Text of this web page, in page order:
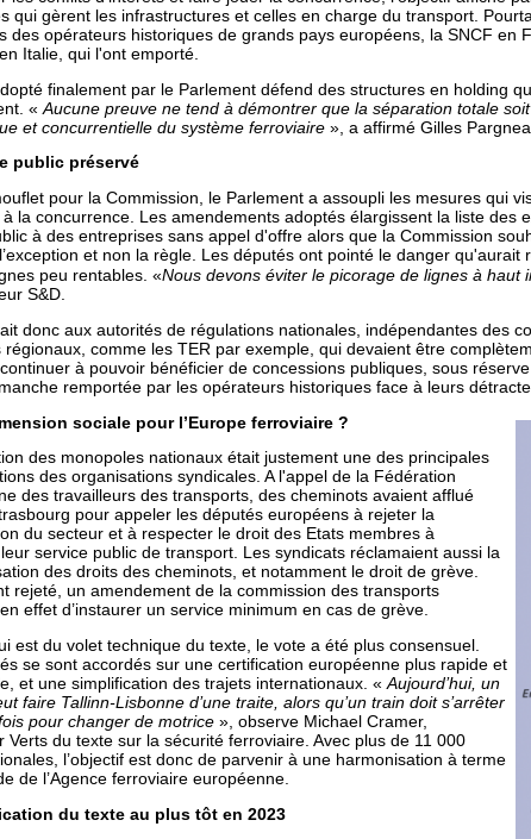
qui gèrent les infrastructures et celles en charge du transport.
des opérateurs historiques de grands pays européens, la SNCF en
Italie, qui l'ont emporté.
finalement par le Parlement défend des structures en holding
« Aucune preuve ne tend à démontrer que la séparation totale
et concurrentielle du système ferroviaire », a affirmé Gilles
public préservé
pour la Commission, le Parlement a assoupli les mesures qui
la concurrence. Les amendements adoptés élargissent la liste des
à des entreprises sans appel d'offre alors que la Commission
et non la règle. Les députés ont pointé le danger
peu rentables. «Nous devons éviter le picorage de lignes à haut
S&D.
donc aux autorités de régulations nationales, indépendantes des
régionaux, comme les TER par exemple, qui devaient être
à pouvoir bénéficier de concessions publiques, sous
remportée par les opérateurs historiques face à leurs
sociale pour l’Europe ferroviaire ?
des monopoles nationaux était justement une des principales
des organisations syndicales. A l'appel de la Fédération
des travailleurs des transports, des cheminots avaient afflué
pour appeler les députés européens à rejeter la
du secteur et à respecter le droit des Etats membres à
service public de transport. Les syndicats réclamaient aussi la
des droits des cheminots, et notamment le droit de grève.
rejeté, un amendement de la commission des transports
effet d’instaurer un service minimum en cas de grève.
est du volet technique du texte, le vote a été plus consensuel.
se sont accordés sur une certification européenne plus rapide et
et une simplification des trajets internationaux. «Aujourd’hui, un
faire Tallinn-Lisbonne d’une traite, alors qu’un train doit s’arrêter
pour changer de motrice », observe Michael Cramer,
Verts du texte sur la sécurité ferroviaire. Avec plus de 11 000
l’objectif est donc de parvenir à une harmonisation à terme
de l’Agence ferroviaire européenne.
du texte au plus tôt en 2023